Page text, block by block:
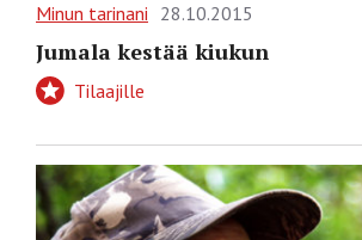
Minun tarinani 28.10.2015
Jumala kestää kiukun
Tilaajille